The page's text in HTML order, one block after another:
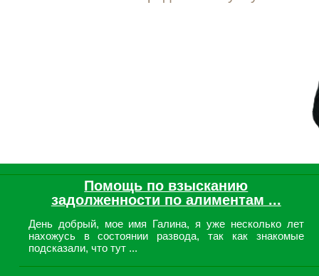
Помощь по взысканию
задолженности по алиментам ...
День добрый, мое имя Галина, я уже несколько лет
нахожусь в состоянии развода, так как знакомые
подсказали, что тут ...